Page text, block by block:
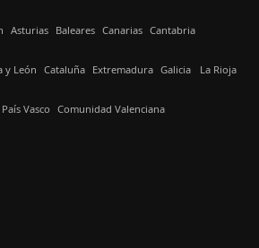
Asturias Baleares Canarias Cantabria
y León Cataluña Extremadura Galicia La Rioja
País Vasco Comunidad Valenciana